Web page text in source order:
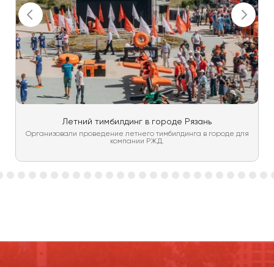
Летний тимбилдинг в городе Рязань
Организовали проведение летнего тимбилдинга в городе для
компании РЖД.